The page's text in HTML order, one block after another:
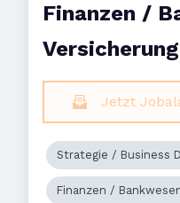
Finanzen /
Jetzt
Strategie / Business
Finanzen /